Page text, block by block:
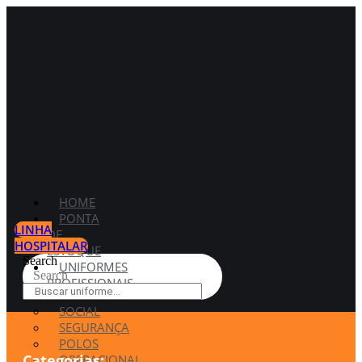
HOME
PONTA
DE
ESTOQUE
UNIFORMES
PROFISSIONAIS
SOCIAL
SEGURANÇA
POLOS
LINHA
HOSPITALAR
Search
Search